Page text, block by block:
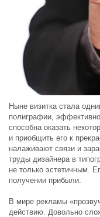
Ныне визитка стала
полиграфии,
способна оказать
и приобщить его к
налаживают связи и
труды дизайнера в
не только эстетичным.
получении прибыли.
В мире рекламы
действию. Довольно